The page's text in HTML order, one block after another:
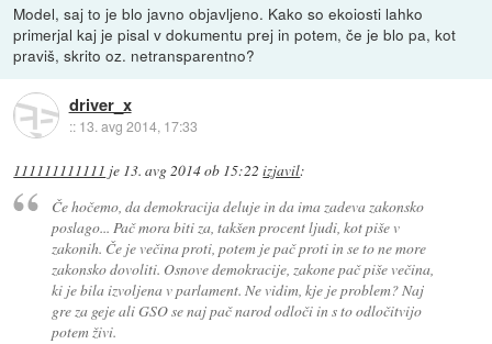
Model, saj to je blo javno objavljeno. Kako so ekoiosti lahko
primerjal kaj je pisal v dokumentu prej in potem, če je blo pa, kot
praviš, skrito oz. netransparentno?
driver_x
:: 13. avg 2014, 17:33
111111111111 je 13. avg 2014 ob 15:22 izjavil:
Če hočemo, da demokracija deluje in da ima zadeva zakonsko
poslago... Pač mora biti za, takšen procent ljudi, kot piše v
zakonih. Če je večina proti, potem je pač proti in se to ne more
zakonsko dovoliti. Osnove demokracije, zakone pač piše večina,
ki je bila izvoljena v parlament. Ne vidim, kje je problem? Naj
gre za geje ali GSO se naj pač narod odloči in s to odločitvijo
potem živi.